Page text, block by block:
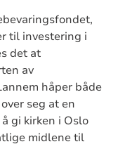
til investering i
det at
av
håper både
seg at en
gi kirken i Oslo
midlene til